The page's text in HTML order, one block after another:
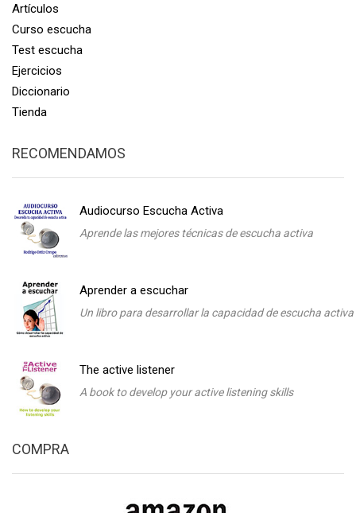
Artículos
Curso escucha
Test escucha
Ejercicios
Diccionario
Tienda
RECOMENDAMOS
Audiocurso Escucha Activa
Aprende las mejores técnicas de escucha activa
Aprender a escuchar
Un libro para desarrollar la capacidad de escucha activa
The active listener
A book to develop your active listening skills
COMPRA